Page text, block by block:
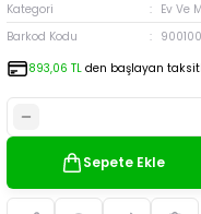
Kategori
Ev Ve
Barkod Kodu
893,06 TL den başlayan
Sepete Ekle